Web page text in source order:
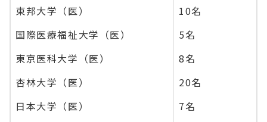
東邦大学（医）
10名
国際医療福祉大学（医）
5名
東京医科大学（医）
8名
杏林大学（医）
20名
日本大学（医）
7名